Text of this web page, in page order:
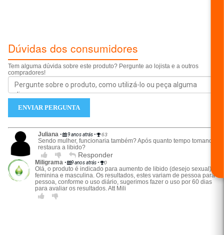
Dúvidas dos consumidores
Tem alguma dúvida sobre este produto? Pergunte ao lojista e a outros
compradores!
ENVIAR PERGUNTA
Juliana • 9 anos atrás • 63
Sendo mulher, funcionaria também? Após quanto tempo tomando
restaura a libido?
Responder
Miligrama • 9 anos atrás • 0
Olá, o produto é indicado para aumento de libido (desejo sexual),
feminina e masculina. Os resultados, estes variam de pessoa para
pessoa, conforme o uso diário, sugerimos fazer o uso por 60 dias
para avaliar os resultados. Att Mili